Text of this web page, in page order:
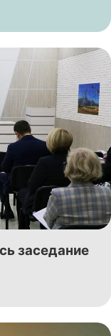
заседание